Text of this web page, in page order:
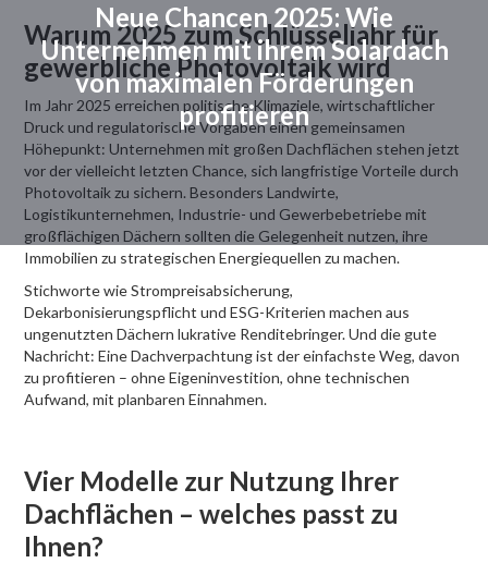
Neue Chancen 2025: Wie
Unternehmen mit ihrem Solardach
von maximalen Förderungen
profitieren
Warum 2025 zum Schlüsseljahr für
gewerbliche Photovoltaik wird
Im Jahr 2025 erreichen politische Klimaziele, wirtschaftlicher
Druck und regulatorische Vorgaben einen gemeinsamen
Höhepunkt: Unternehmen mit großen Dachflächen stehen jetzt
vor der vielleicht letzten Chance, sich langfristige Vorteile durch
Photovoltaik zu sichern. Besonders Landwirte,
Logistikunternehmen, Industrie- und Gewerbebetriebe mit
großflächigen Dächern sollten die Gelegenheit nutzen, ihre
Immobilien zu strategischen Energiequellen zu machen.
Stichworte wie Strompreisabsicherung,
Dekarbonisierungspflicht und ESG-Kriterien machen aus
ungenutzten Dächern lukrative Renditebringer. Und die gute
Nachricht: Eine Dachverpachtung ist der einfachste Weg, davon
zu profitieren – ohne Eigeninvestition, ohne technischen
Aufwand, mit planbaren Einnahmen.
Vier Modelle zur Nutzung Ihrer
Dachflächen – welches passt zu
Ihnen?